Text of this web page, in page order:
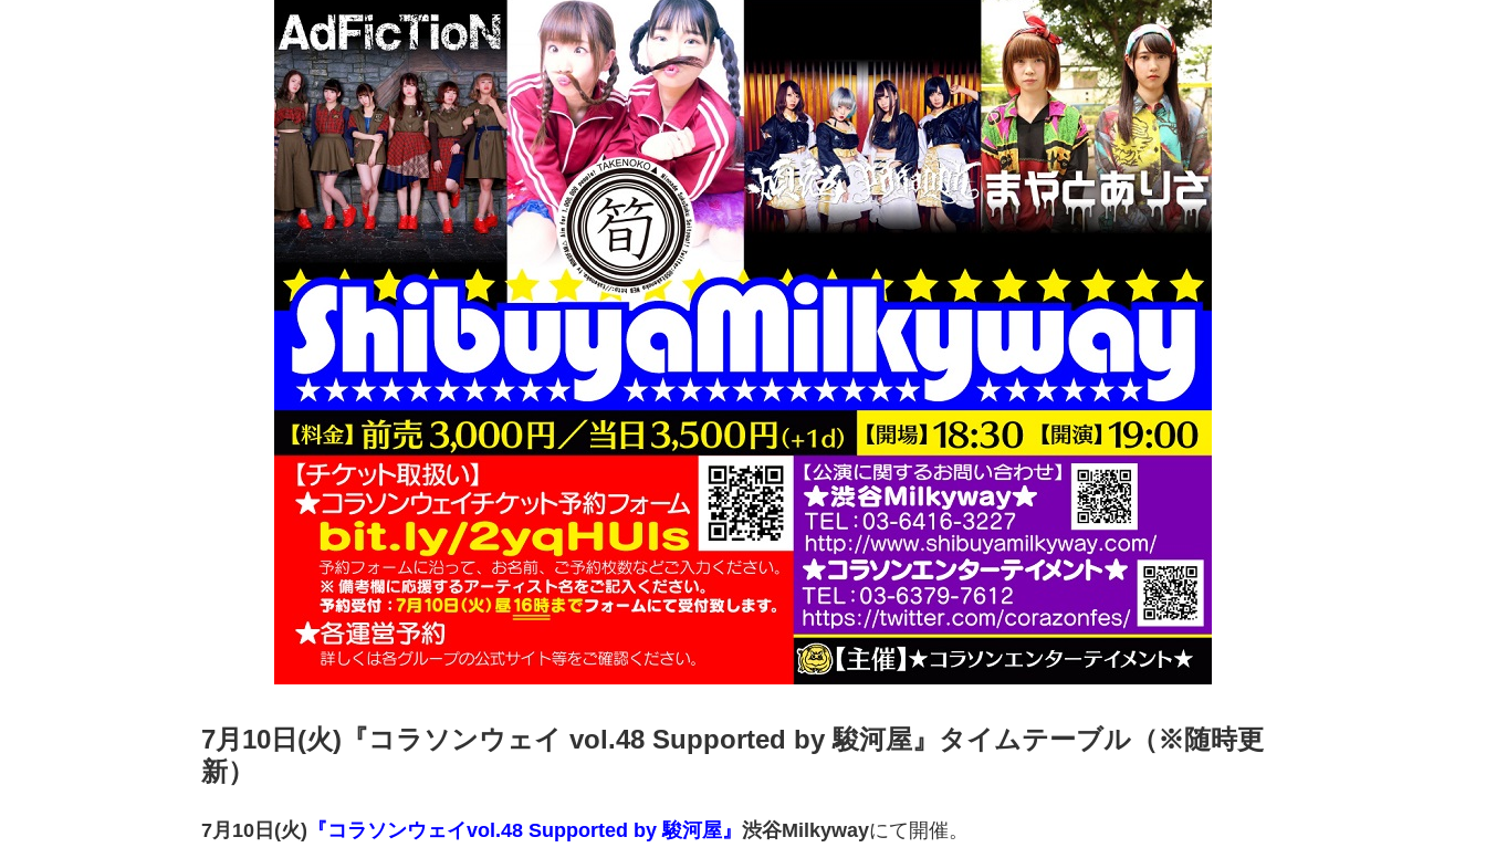
7月10日(火)『コラソンウェイ vol.48 Supported by 駿河屋』タイムテーブル（※随時更
新）
7月10日(火) 『コラソンウェイvol.48 Supported by 駿河屋』 渋谷Milkywayにて開催。